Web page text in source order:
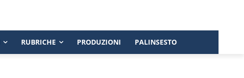
RUBRICHE PRODUZIONI PALINSESTO